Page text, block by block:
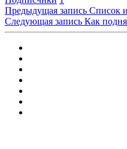
Предыдущая запись Список
Следующая запись Как